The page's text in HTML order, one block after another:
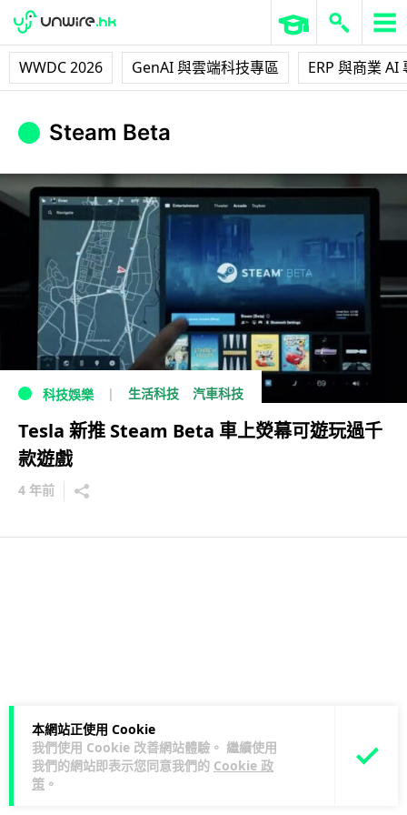
WWDC 2026 GenAI 與雲端科技專區 ERP 與商業 AI
本網站正使用 Cookie
我們使用 Cookie 改善網站體驗。 繼續使用
我們的網站即表示您同意我們的 Cookie 政
策 。
Steam Beta
科技娛樂 生活科技 汽車科技
Tesla 新推 Steam Beta 車上熒幕可遊玩過千
款遊戲
4 年前